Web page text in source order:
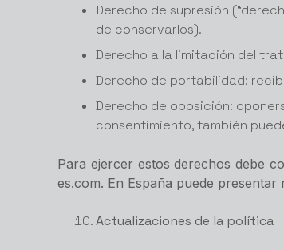
Derecho de supresión
de conservarlos).
Derecho a la limitación del
Derecho de portabilidad:
Derecho de oposición:
consentimiento, también
Para ejercer estos derechos debe
es.com. En España puede
Actualizaciones de la política